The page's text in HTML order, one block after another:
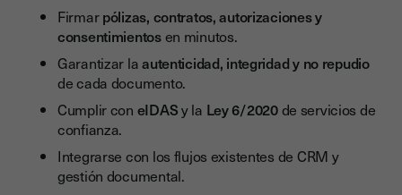
Firmarpólizas, contratos, autorizaciones y
consentimientosen minutos.
Garantizar laautenticidad, integridad y no repudio
de cada documento.
Cumplir con eIDASy la Ley 6/2020de servicios de
confianza.
Integrarse con los flujos existentes de CRM y
gestión documental.